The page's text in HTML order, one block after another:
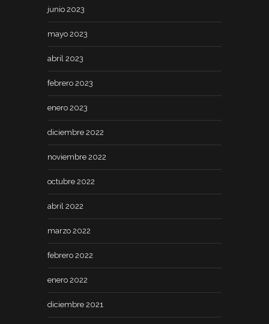
junio 2023
mayo 2023
abril 2023
febrero 2023
enero 2023
diciembre 2022
noviembre 2022
octubre 2022
abril 2022
marzo 2022
febrero 2022
enero 2022
diciembre 2021